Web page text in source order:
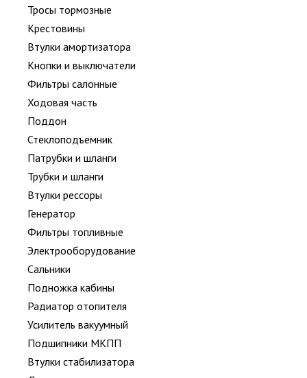
Тросы тормозные
Крестовины
Втулки амортизатора
Кнопки и выключатели
Фильтры салонные
Ходовая часть
Поддон
Стеклоподъемник
Патрубки и шланги
Трубки и шланги
Втулки рессоры
Генератор
Фильтры топливные
Электрооборудование
Сальники
Подножка кабины
Радиатор отопителя
Усилитель вакуумный
Подшипники МКПП
Втулки стабилизатора